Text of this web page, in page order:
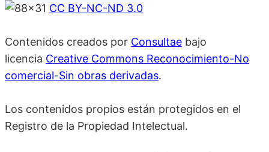
CC BY-NC-ND 3.0
Contenidos creados por Consultae bajo
licencia Creative Commons Reconocimiento-No
comercial-Sin obras derivadas.
Los contenidos propios están protegidos en el
Registro de la Propiedad Intelectual.